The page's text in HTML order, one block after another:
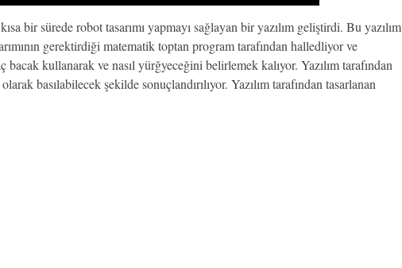
bir sürede robot tasarımı yapmayı sağlayan bir yazılım geliştirdi. Bu yazılım
gerektirdiği matematik toptan program tarafından halledliyor ve
bacak kullanarak ve nasıl yürğyeceğini belirlemek kalıyor. Yazılım tarafından
basılabilecek şekilde sonuçlandırılıyor. Yazılım tarafından tasarlanan